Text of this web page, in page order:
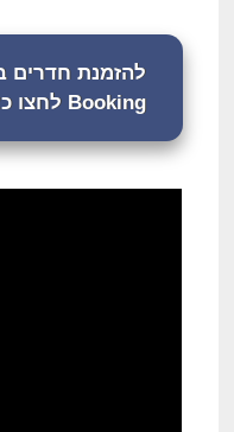
להזמנת חדרים
Booking לחצו כאן